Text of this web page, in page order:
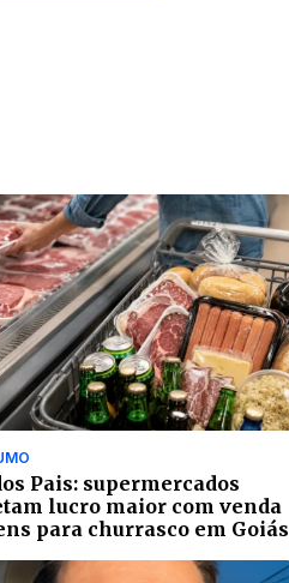
Pais: supermercados
lucro maior com venda
para churrasco em Goiás